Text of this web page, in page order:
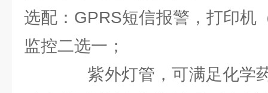
选配：GPRS短信报警，打印机
监控二选一；
紫外灯管，可满足化学药